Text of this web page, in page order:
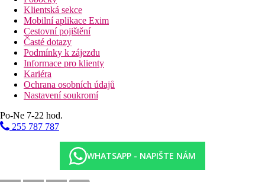
Klientská sekce
Mobilní aplikace Exim
Cestovní pojištění
Časté dotazy
Podmínky k zájezdu
Informace pro klienty
Kariéra
Ochrana osobních údajů
Nastavení soukromí
Po-Ne 7-22 hod.
255 787 787
WHATSAPP - NAPIŠTE NÁM